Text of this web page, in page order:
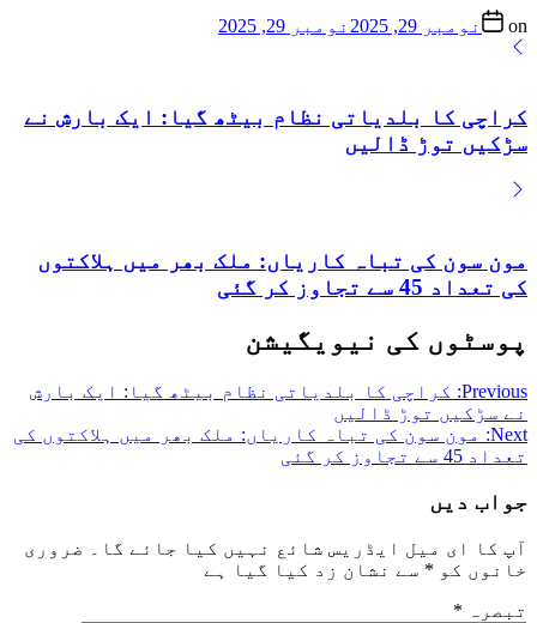
on نومبر 29, 2025 نومبر 29, 2025
کراچی کا بلدیاتی نظام بیٹھ گیا: ایک بارش نے
سڑکیں توڑ ڈالیں
مون سون کی تباہ کاریاں: ملک بھر میں ہلاکتوں
کی تعداد 45 سے تجاوز کر گئی
پوسٹوں کی نیویگیشن
Previous: کراچی کا بلدیاتی نظام بیٹھ گیا: ایک بارش
نے سڑکیں توڑ ڈالیں
Next:
مون سون کی تباہ کاریاں: ملک بھر میں ہلاکتوں کی
تعداد 45 سے تجاوز کر گئی
جواب دیں
آپ کا ای میل ایڈریس شائع نہیں کیا جائے گا۔
ضروری
خانوں کو * سے نشان زد کیا گیا ہے
تبصرہ *